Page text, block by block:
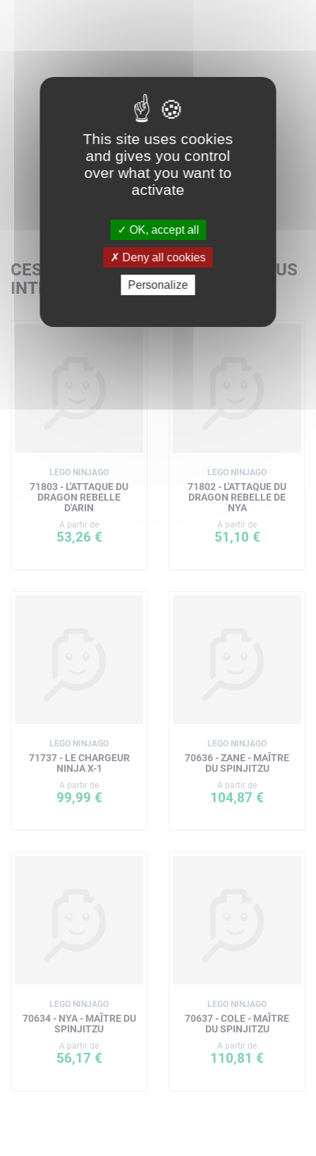
CES SETS POURRAIENT AUSSI VOUS
INTÉRESSER
LEGO NINJAGO
71803 - L'ATTAQUE DU
DRAGON REBELLE
D'ARIN
A partir de
53,26 €
LEGO NINJAGO
71802 - L'ATTAQUE DU
DRAGON REBELLE DE
NYA
A partir de
51,10 €
LEGO NINJAGO
71737 - LE CHARGEUR
NINJA X-1
A partir de
99,99 €
LEGO NINJAGO
70636 - ZANE - MAÎTRE
DU SPINJITZU
A partir de
104,87 €
LEGO NINJAGO
70634 - NYA - MAÎTRE DU
SPINJITZU
A partir de
56,17 €
LEGO NINJAGO
70637 - COLE - MAÎTRE
DU SPINJITZU
A partir de
110,81 €
This site uses cookies
and gives you control
over what you want to
activate
OK, accept all
Deny all cookies
Personalize